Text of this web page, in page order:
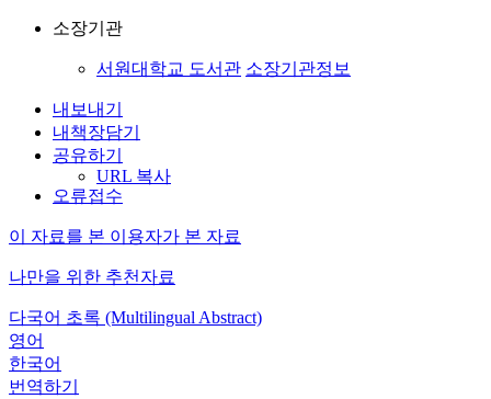
소장기관
서원대학교 도서관 소장기관정보
내보내기
내책장담기
공유하기
URL 복사
오류접수
이 자료를 본 이용자가 본 자료
나만을 위한 추천자료
다국어 초록 (Multilingual Abstract)
영어
한국어
번역하기